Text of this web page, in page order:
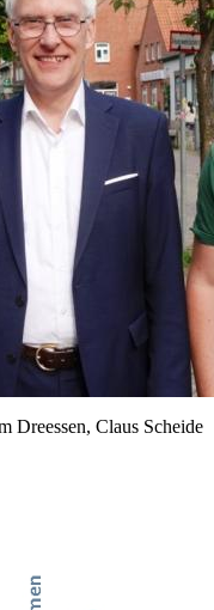
Dreessen, Claus Scheide